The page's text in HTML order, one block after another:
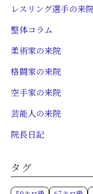
レスリング選手の来
整体コラム
柔術家の来院
格闘家の来院
空手家の来院
芸能人の来院
院長日記
タグ